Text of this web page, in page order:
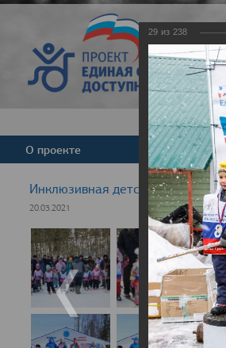
О проекте Команда
Инклюзивная детская гонка
20.03.2021
29 из 238